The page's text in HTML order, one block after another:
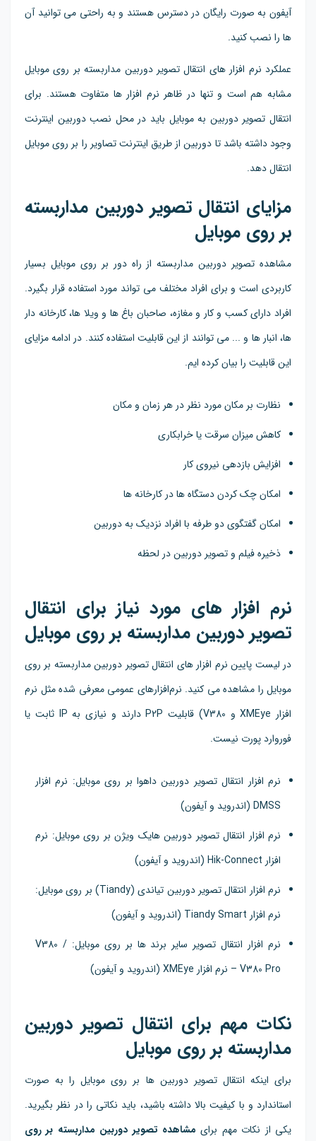
آیفون به صورت رایگان در دسترس هستند و به راحتی می توانید آن
ها را نصب کنید.
عملکرد نرم افزار های انتقال تصویر دوربین مداربسته بر روی موبایل
مشابه هم است و تنها در ظاهر نرم افزار ها متفاوت هستند. برای
انتقال تصویر دوربین به موبایل باید در محل نصب دوربین اینترنت
وجود داشته باشد تا دوربین از طریق اینترنت تصاویر را بر روی موبایل
انتقال دهد.
مزایای انتقال تصویر دوربین مداربسته
بر روی موبایل
مشاهده تصویر دوربین مداربسته از راه دور بر روی موبایل بسیار
کاربردی است و برای افراد مختلف می تواند مورد استفاده قرار بگیرد.
افراد دارای کسب و کار و مغازه، صاحبان باغ ها و ویلا ها، کارخانه دار
ها، انبار ها و ... می توانند از این قابلیت استفاده کنند. در ادامه مزایای
این قابلیت را بیان کرده ایم.
نظارت بر مکان مورد نظر در هر زمان و مکان
کاهش میزان سرقت یا خرابکاری
افزایش بازدهی نیروی کار
امکان چک کردن دستگاه ها در کارخانه ها
امکان گفتگوی دو طرفه با افراد نزدیک به دوربین
ذخیره فیلم و تصویر دوربین در لحظه
نرم افزار های مورد نیاز برای انتقال
تصویر دوربین مداربسته بر روی موبایل
در لیست پایین نرم افزار های انتقال تصویر دوربین مداربسته بر روی
موبایل را مشاهده می کنید. نرم‌افزارهای عمومی معرفی شده مثل نرم
افزار XMEye و V380) قابلیت P2P دارند و نیازی به IP ثابت یا
فوروارد پورت نیست.
نرم افزار انتقال تصویر دوربین داهوا بر روی موبایل: نرم افزار
DMSS (اندروید و آیفون)
نرم افزار انتقال تصویر دوربین هایک ویژن بر روی موبایل: نرم
افزار Hik-Connect (اندروید و آیفون)
نرم افزار انتقال تصویر دوربین تیاندی (Tiandy) بر روی موبایل:
نرم افزار Tiandy Smart (اندروید و آیفون)
نرم افزار انتقال تصویر سایر برند ها بر روی موبایل: V380 /
V380 Pro – نرم افزار XMEye (اندروید و آیفون)
نکات مهم برای انتقال تصویر دوربین
مداربسته بر روی موبایل
برای اینکه انتقال تصویر دوربین ها بر روی موبایل را به صورت
استاندارد و با کیفیت بالا داشته باشید، باید نکاتی را در نظر بگیرید.
یکی از نکات مهم برای مشاهده تصویر دوربین مداربسته بر روی